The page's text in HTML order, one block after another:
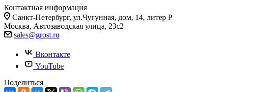
Контактная информация
Санкт-Петербург, ул.Чугунная, дом, 14, литер Р
Москва, Автозаводская улица, 23с2
sales@grost.ru
Вконтакте
YouTube
Поделиться